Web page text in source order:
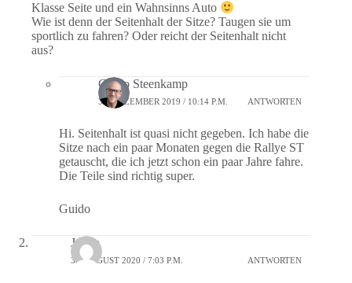
Klasse Seite und ein Wahnsinns Auto
Wie ist denn der Seitenhalt der Sitze? Taugen sie um
sportlich zu fahren? Oder reicht der Seitenhalt nicht
aus?
Guido Steenkamp
31. DEZEMBER 2019 / 10:14 P.M. ANTWORTEN
Hi. Seitenhalt ist quasi nicht gegeben. Ich habe die
Sitze nach ein paar Monaten gegen die Rallye ST
getauscht, die ich jetzt schon ein paar Jahre fahre.
Die Teile sind richtig super.
Guido
Julian
30. AUGUST 2020 / 7:03 P.M. ANTWORTEN